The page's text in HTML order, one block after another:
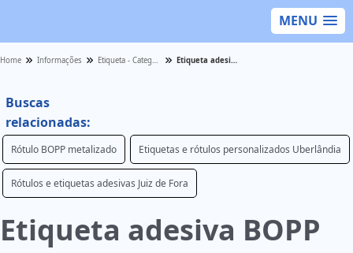
MENU
Home Informações Etiqueta - Categoria Etiqueta adesiva BOPP Betim
Buscas
relacionadas:
Rótulo BOPP metalizado Etiquetas e rótulos personalizados Uberlândia
Rótulos e etiquetas adesivas Juiz de Fora
Etiqueta adesiva BOPP